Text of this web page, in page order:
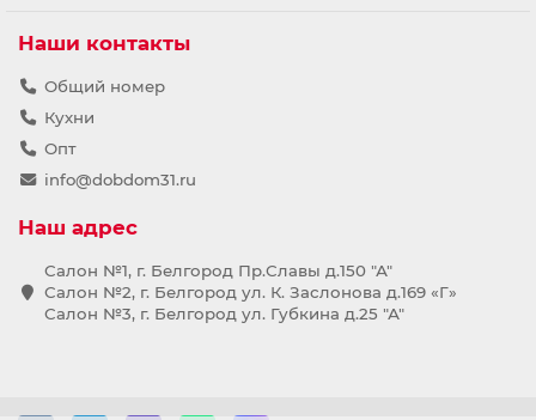
Наши контакты
Общий номер
Кухни
Опт
info@dobdom31.ru
Наш адрес
Салон №1, г. Белгород Пр.Славы д.150 "А"
Салон №2, г. Белгород ул. К. Заслонова д.169 «Г»
Салон №3, г. Белгород ул. Губкина д.25 "А"